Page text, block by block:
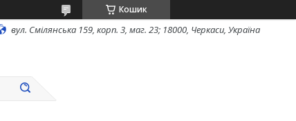
Кошик
вул. Смілянська 159, корп. 3, маг. 23; 18000, Черкаси, Україна